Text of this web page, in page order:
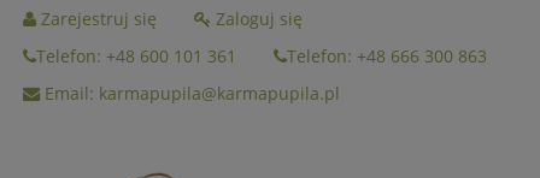
Zarejestruj się
Zaloguj się
Telefon: +48 600 101 361
Telefon: +48 666 300 863
Email: karmapupila@karmapupila.pl